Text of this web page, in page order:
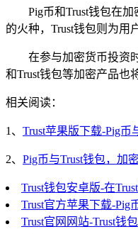
Pig币和Trust钱包在
的火种，Trust钱包则为用
在参与加密货币投资
和Trust钱包等加密产品也
相关阅读：
1、 Trust苹果版下载-Pig币
2、 Pig币与Trust钱包，加
Trust钱包安卓版-在
Trust官方苹果下载-Pig
Trust官网网站-Trust钱